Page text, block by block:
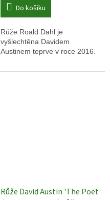
Do košíku
Růže Roald Dahl je
vyšlechtěna Davidem
Austinem teprve v roce 2016.
Růže David Austin 'The Poet